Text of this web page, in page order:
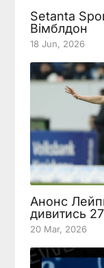
Setanta
Вімблдон
18 Jun, 2026
Анонс
дивитись
20 Mar, 2026